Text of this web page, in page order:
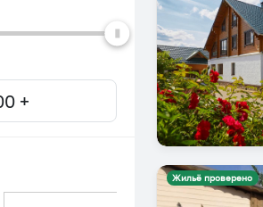
Жильё проверено